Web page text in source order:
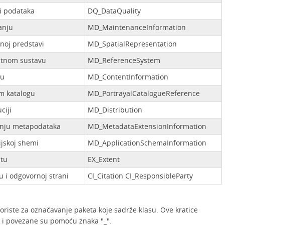
podataka
DQ_DataQuality
MD_MaintenanceInformation
predstavi
MD_SpatialRepresentation
sustavu
MD_ReferenceSystem
MD_ContentInformation
katalogu
MD_PortrayalCatalogueReference
MD_Distribution
metapodataka
MD_MetadataExtensionInformation
shemi
MD_ApplicationSchemaInformation
EX_Extent
i odgovornoj strani
CI_Citation CI_ResponsibleParty
za označavanje paketa koje sadrže klasu. Ove kratice
povezane su pomoću znaka "_".